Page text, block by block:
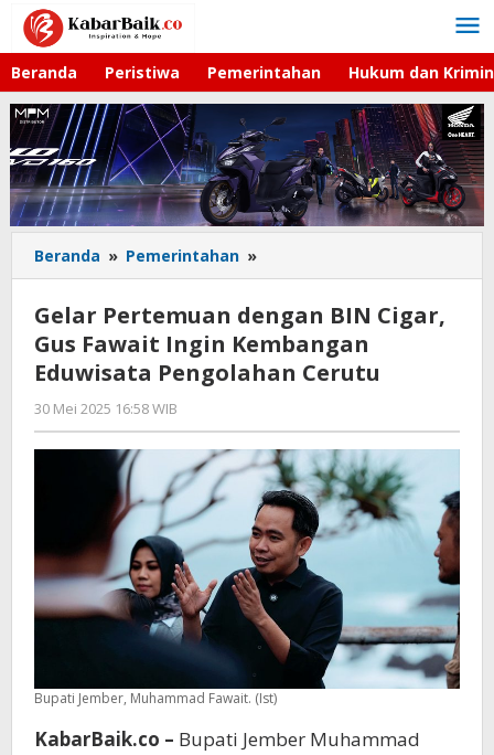
Lewati
konten
Beranda Peristiwa Pemerintahan Hukum dan
Beranda » Pemerintahan »
Pertemuan
BIN
Cigar,
Gus
Eduwisata
Pengolahan
Cerutu
Gelar Pertemuan dengan BIN Cigar,
Gus Fawait Ingin Kembangan
Eduwisata Pengolahan Cerutu
30 Mei 2025 16:58 WIB
Gagah
Saputra
Bupati Jember, Muhammad Fawait. (Ist)
KabarBaik.co – Bupati Jember Muhammad